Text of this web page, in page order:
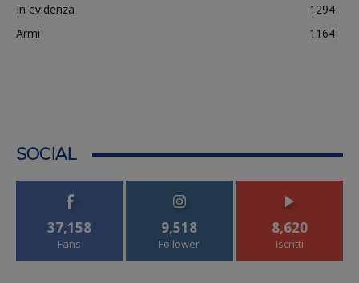
In evidenza
1294
Armi
1164
SOCIAL
37,158
Fans
9,518
Follower
8,620
Iscritti